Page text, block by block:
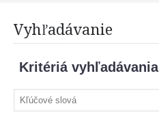
Vyhľadávanie
Kritériá vyhľadávania